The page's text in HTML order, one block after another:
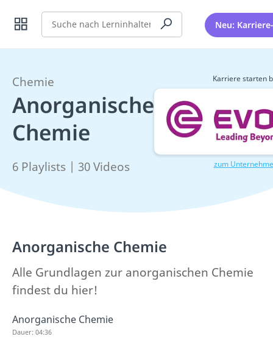
Suche Neu:
Chemie
Anorganische
Chemie
6 Playlists | 30 Videos
Karriere starten
zum
Anorganische Chemie
Alle Grundlagen zur anorganischen Chemie
findest du hier!
Anorganische Chemie
Dauer: 04:36